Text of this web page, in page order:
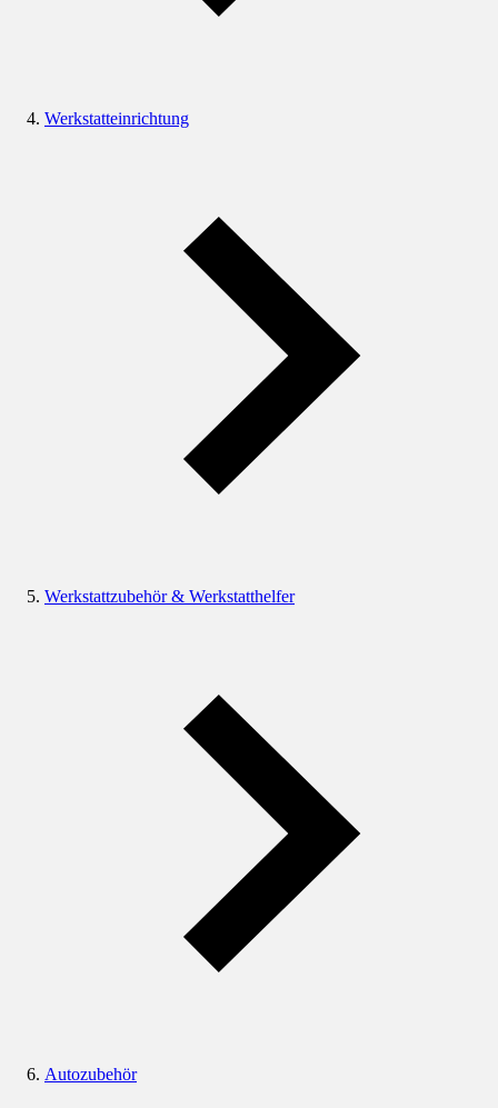
Werkstatteinrichtung
Werkstattzubehör & Werkstatthelfer
Autozubehör